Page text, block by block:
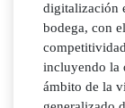
digitalización
bodega, con
incluyendo la
ámbito de la